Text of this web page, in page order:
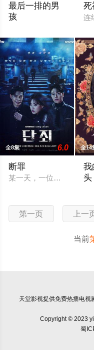
最后一排的男
孩
死
连
全8集 6.0
断罪
某一天，一位因网络钓
全14
我
头
第一页 上一
当前
天堂影视提供免费热播电视
Copyright © 2023
蜀